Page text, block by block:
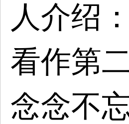
人介绍
看作第
念念不